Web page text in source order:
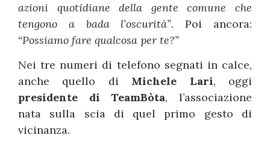
azioni quotidiane della gente comune che
tengono a bada l’oscurità”. Poi ancora:
“Possiamo fare qualcosa per te?”
Nei tre numeri di telefono segnati in calce,
anche quello di Michele Lari, oggi
presidente di TeamBòta, l’associazione
nata sulla scia di quel primo gesto di
vicinanza.